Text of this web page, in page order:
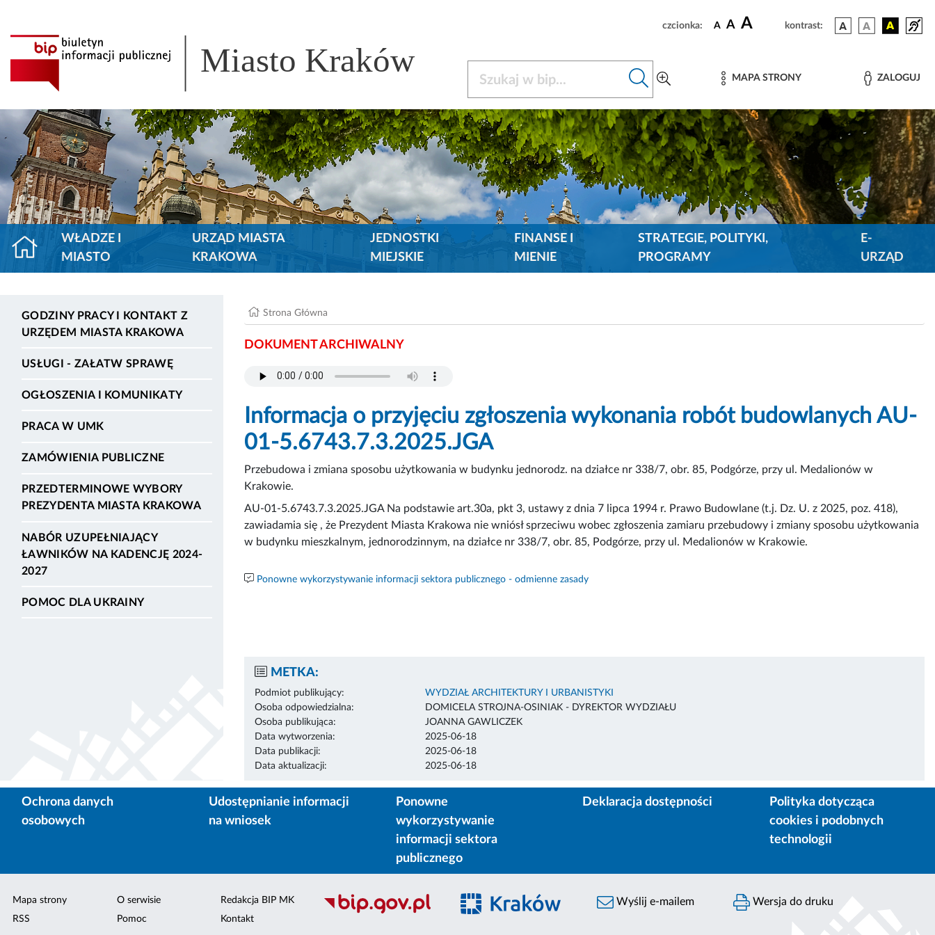
czcionka: A A A kontrast:
Miasto Kraków MAPA STRONY ZALOGUJ
WŁADZE I
MIASTO
URZĄD MIASTA
KRAKOWA
JEDNOSTKI
MIEJSKIE
FINANSE I
MIENIE
STRATEGIE, POLITYKI,
PROGRAMY
E-
URZĄD
GODZINY PRACY I KONTAKT Z
URZĘDEM MIASTA KRAKOWA
USŁUGI - ZAŁATW SPRAWĘ
OGŁOSZENIA I KOMUNIKATY
PRACA W UMK
ZAMÓWIENIA PUBLICZNE
PRZEDTERMINOWE WYBORY
PREZYDENTA MIASTA KRAKOWA
NABÓR UZUPEŁNIAJĄCY
ŁAWNIKÓW NA KADENCJĘ 2024-
2027
POMOC DLA UKRAINY
Strona Główna
DOKUMENT ARCHIWALNY
Informacja o przyjęciu zgłoszenia wykonania robót budowlanych AU-
01-5.6743.7.3.2025.JGA
Przebudowa i zmiana sposobu użytkowania w budynku jednorodz. na działce nr 338/7, obr. 85, Podgórze, przy ul. Medalionów w
Krakowie.
AU-01-5.6743.7.3.2025.JGA Na podstawie art.30a, pkt 3, ustawy z dnia 7 lipca 1994 r. Prawo Budowlane (t.j. Dz. U. z 2025, poz. 418),
zawiadamia się , że Prezydent Miasta Krakowa nie wniósł sprzeciwu wobec zgłoszenia zamiaru przebudowy i zmiany sposobu użytkowania
w budynku mieszkalnym, jednorodzinnym, na działce nr 338/7, obr. 85, Podgórze, przy ul. Medalionów w Krakowie.
Ponowne wykorzystywanie informacji sektora publicznego - odmienne zasady
METKA:
Podmiot publikujący:
WYDZIAŁ ARCHITEKTURY I URBANISTYKI
Osoba odpowiedzialna:
DOMICELA STROJNA-OSINIAK - DYREKTOR WYDZIAŁU
Osoba publikująca:
JOANNA GAWLICZEK
Data wytworzenia:
2025-06-18
Data publikacji:
2025-06-18
Data aktualizacji:
2025-06-18
Ochrona danych
osobowych
Udostępnianie informacji
na wniosek
Ponowne
wykorzystywanie
informacji sektora
publicznego
Deklaracja dostępności
Polityka dotycząca
cookies i podobnych
technologii
Mapa strony
RSS
O serwisie
Pomoc
Redakcja BIP MK
Kontakt
Wyślij e-mailem Wersja do druku